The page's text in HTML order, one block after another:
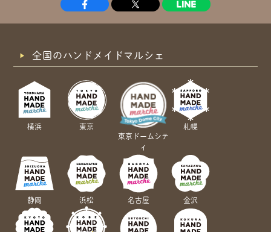
全国のハンドメイドマルシェ
横浜
東京
東京ドームシテ
ィ
札幌
静岡 浜松 名古屋 金沢